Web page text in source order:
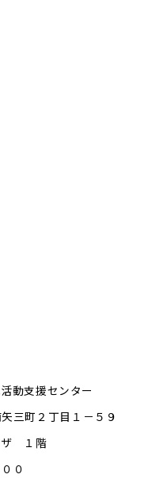
動支援センター
三町２丁目１－５９
ザ １階
０